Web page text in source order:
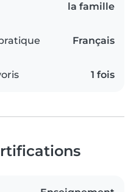
la famille
Français
1 fois